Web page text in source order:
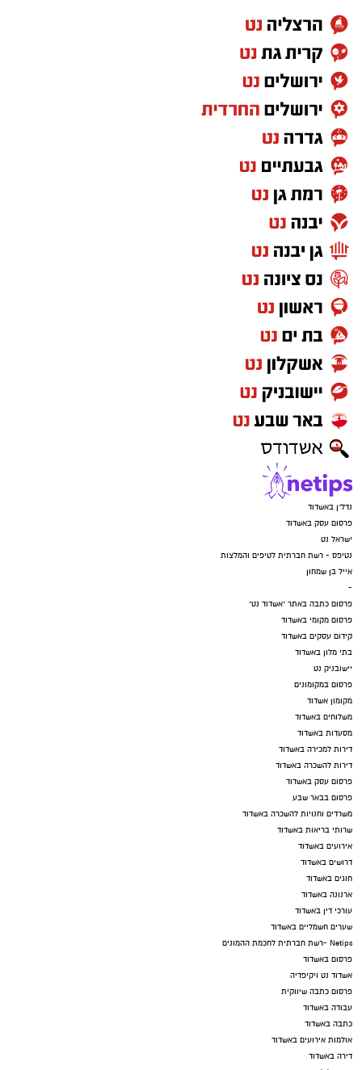
נדל"ן באשדוד
פרסום עסק באשדוד
ישראל נט
נטיפס - רשת חברתית לטיפים והמלצות
אייל בן שמחון
-
פרסום כתבה באתר "אשדוד נט"
פרסום מקומי באשדוד
קידום עסקים באשדוד
בתי מלון באשדוד
יישובניק נט
פרסום במקומונים
מקומון אשדוד
משלוחים באשדוד
מסעדות באשדוד
דירות למכירה באשדוד
דירות להשכרה באשדוד
פרסום עסק באשדוד
פרסום בבאר שבע
משרדים וחנויות להשכרה באשדוד
שרותי בריאות באשדוד
אירועים באשדוד
דרושים באשדוד
חוגים באשדוד
ארנונה באשדוד
עורכי דין באשדוד
שערים חשמליים באשדוד
Netips -רשת חברתית לחכמת ההמונים
פרסום באשדוד
אשדוד נט ויקיפדיה
פרסום כתבה שיווקית
עבודה באשדוד
כתבה באשדוד
אולמות אירועים באשדוד
דירה באשדוד